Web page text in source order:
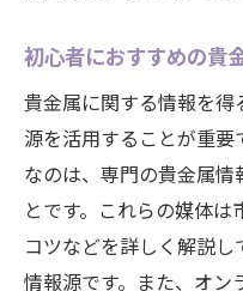
初心者におすすめの貴
貴金属に関する情報を
源を活用することが重要
なのは、専門の貴金属
とです。これらの媒体
コツなどを詳しく解説
情報源です。また、オン